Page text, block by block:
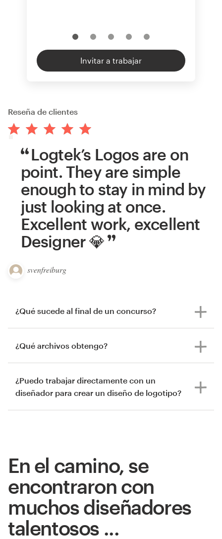
Invitar a trabajar
Reseña de clientes
Logtek’s Logos are on
point. They are simple
enough to stay in mind by
just looking at once.
Excellent work, excellent
Designer 💎
svenfreiburg
¿Qué sucede al final de un concurso?
¿Qué archivos obtengo?
¿Puedo trabajar directamente con un
diseñador para crear un diseño de logotipo?
En el camino, se
encontraron con
muchos diseñadores
talentosos ...